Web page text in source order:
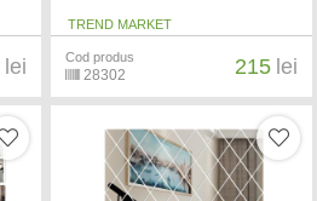
lei
TREND MARKET
Cod produs
28302 215 lei